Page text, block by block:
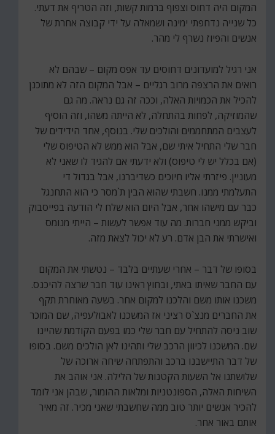
המקום היה דחוס וצפוף ברמות קשות, וזה הטריף את דעתי.
כל שנייה נדחפתי ימינה ושמאלה על ידי קבוצה אחרת של
אנשים והפיוז נשרף לי מהר.
אני רגיל למועדונים דחוסים עד אפס מקום – שבהם לא
רואים את הרצפה מרוב רגליים – אבל המקום הזה לא מתוכנן
להכיל את הכמויות האלה, וככה זה גם נראה. מה גם
שהמוזיקה, לפחות בהתחלה, לא הייתה משהו, וזה הוסיף
לעצבים המתחממים והולכים שלי. בנוסף, אחד הידידים של
חבר שלי התחיל איתי שם, אבל הוא ממש לא הטיפוס שלי
(אם בכלל יש לי טיפוס) ולא ידעתי אם להגיד לו שאני לא
מעוניין. פיזרתי אליו חיוכים כשדיברנו, אבל בגדול די
התעלמתי ממנו. חשבתי שהוא הבין ת`מסר כי הוא התחנגל
כבר עם מישהו אחר, אבל היום הוא שלח לי הודעה בפייסבוק
וביקש ממני חברות. מה עוד אפשר לעשות – הייתי מנומס
ואישרתי את הבן אדם. רע לא יכול לצאת מזה.
בסופו של דבר – אחרי שעתיים בלבד – נטשתי את המקום
עם החבר שאיתו באתי, ובחוץ ראינו עוד חבר שרצה להיכנס.
משכנו אותו משם והלכנו למקום אחר. בשעה מאוחרת תקף
את החברים מנצ`ס רציני אז המשכנו לאבולעפיה, שם המוכר
שוב ניסה להתחיל עם חבר שלי כמו בפעם הקודמת שהיינו
שם. המשכנו לכיוון הרכב שלי ותהינו לאן הולכים משם. בסופו
של דבר התיישבנו ברכב והתפתחה שיחה ארוכה של
שלושתנו אל השעות הקטנות של הלילה. אני אוהב את
השיחות האלה, הספונטניות ומלאות ההומור, שבהן אני לומד
להכיר אנשים יותר טוב ממה שחשבתי שאני מכיר. זה מאיר
אותם באור אחר.